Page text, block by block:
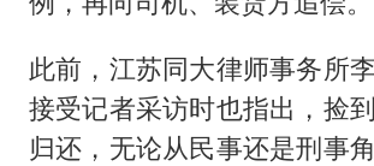
此前，江苏同大律师事务所
接受记者采访时也指出，捡
归还，无论从民事还是刑事